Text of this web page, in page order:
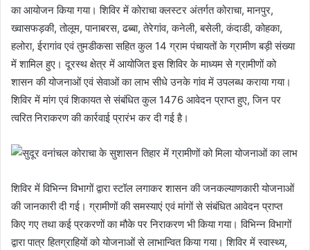
का आयोजन किया गया। शिविर में कोराचा क्लस्टर अंतर्गत कोराचा, मानपुर,
ख्वासफड़की, तोलूम, पानाबरस, ढब्बा, तेरेगांव, कनेली, बसेली, कंदाडी, कोहका,
हलोरा, ईरागांव एवं तुमडीकसा सहित कुल 14 ग्राम पंचायतों के ग्रामीण बड़ी संख्या
में शामिल हुए। दूरस्थ क्षेत्र में आयोजित इस शिविर के माध्यम से ग्रामीणों को
शासन की योजनाओं एवं सेवाओं का लाभ सीधे उनके गांव में उपलब्ध कराया गया।
शिविर में मांग एवं शिकायत से संबंधित कुल 1476 आवेदन प्राप्त हुए, जिन पर
त्वरित निराकरण की कार्रवाई प्रारंभ कर दी गई है।
शिविर में विभिन्न विभागों द्वारा स्टॉल लगाकर शासन की जनकल्याणकारी योजनाओं
की जानकारी दी गई। ग्रामीणों की समस्याएं एवं मांगों से संबंधित आवेदन प्राप्त
किए गए तथा कई प्रकरणों का मौके पर निराकरण भी किया गया। विभिन्न विभागों
द्वारा पात्र हितग्राहियों को योजनाओं से लाभान्वित किया गया। शिविर में स्वास्थ्य,